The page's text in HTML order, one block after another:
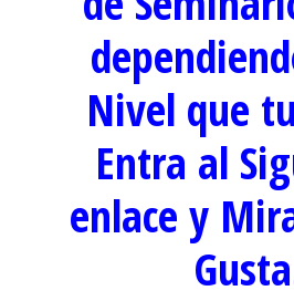
Nivel que
Entra al
enlace y